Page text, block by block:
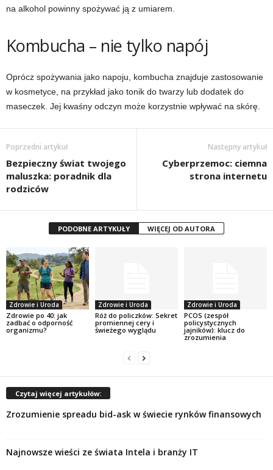
na alkohol powinny spożywać ją z umiarem.
Kombucha – nie tylko napój
Oprócz spożywania jako napoju, kombucha znajduje zastosowanie
w kosmetyce, na przykład jako tonik do twarzy lub dodatek do
maseczek. Jej kwaśny odczyn może korzystnie wpływać na skórę.
Poprzedni artykuł
Bezpieczny świat twojego
maluszka: poradnik dla
rodziców
Następny artykuł
Cyberprzemoc: ciemna
strona internetu
PODOBNE ARTYKUŁY WIĘCEJ OD AUTORA
Zdrowie i Uroda
Zdrowie po 40: jak
zadbać o odporność
organizmu?
Zdrowie i Uroda
Róż do policzków: Sekret
promiennej cery i
świeżego wyglądu
Zdrowie i Uroda
PCOS (zespół
policystycznych
jajników): klucz do
zrozumienia
Czytaj więcej artykułów:
Zrozumienie spreadu bid-ask w świecie rynków finansowych
Najnowsze wieści ze świata Intela i branży IT